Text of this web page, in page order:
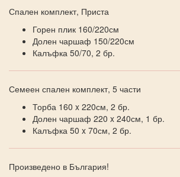
Спален комплект, Приста
Горен плик 160/220см
Долен чаршаф 150/220см
Калъфка 50/70, 2 бр.
Семеен спален комплект, 5 части
Торба 160 x 220см, 2 бр.
Долен чаршаф 220 x 240см, 1 бр.
Калъфка 50 x 70см, 2 бр.
Произведено в България!